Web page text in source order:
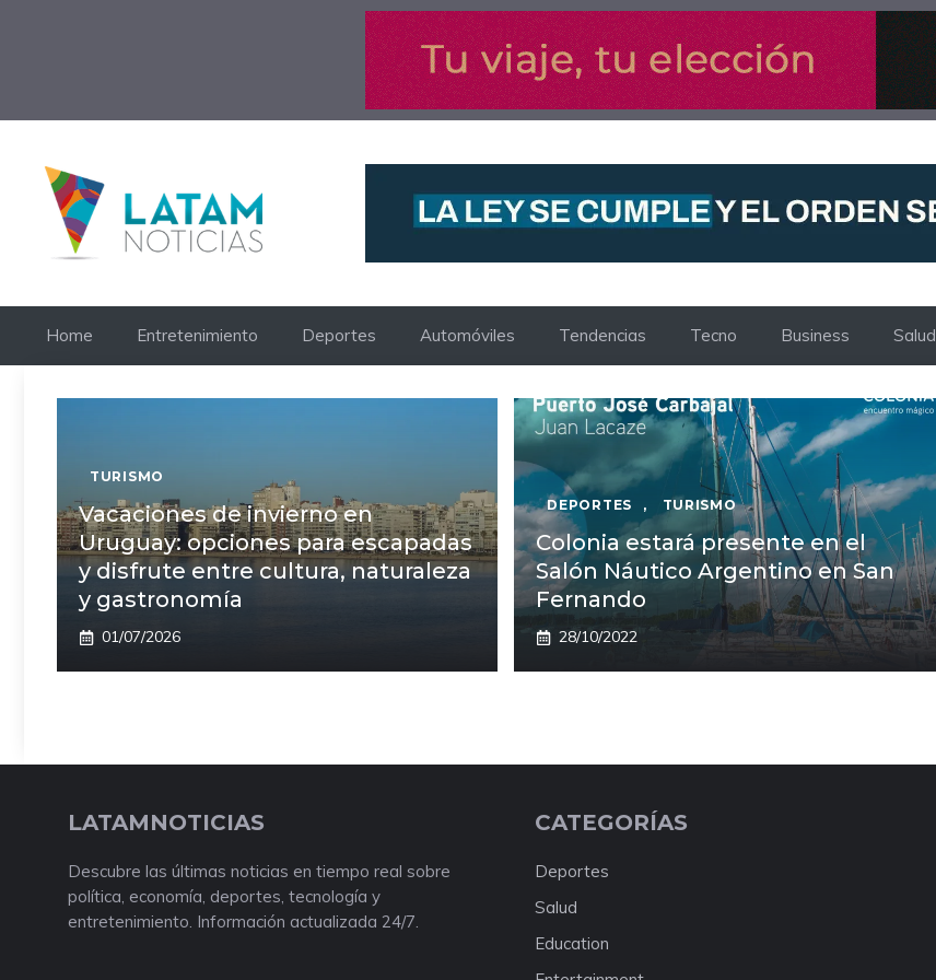
Home Entretenimiento Deportes Automóviles Tendencias Tecno Business Salud
TURISMO
Vacaciones de invierno en
Uruguay: opciones para escapadas
y disfrute entre cultura, naturaleza
y gastronomía
01/07/2026
DEPORTES , TURISMO
Colonia estará presente en el
Salón Náutico Argentino en San
Fernando
28/10/2022
LATAMNOTICIAS
Descubre las últimas noticias en tiempo real sobre
política, economía, deportes, tecnología y
entretenimiento. Información actualizada 24/7.
CATEGORÍAS
Deportes
Salud
Education